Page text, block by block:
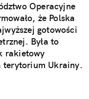
Operacyjne
że Polska
gotowości
Była to
rakietowy
terytorium Ukrainy.